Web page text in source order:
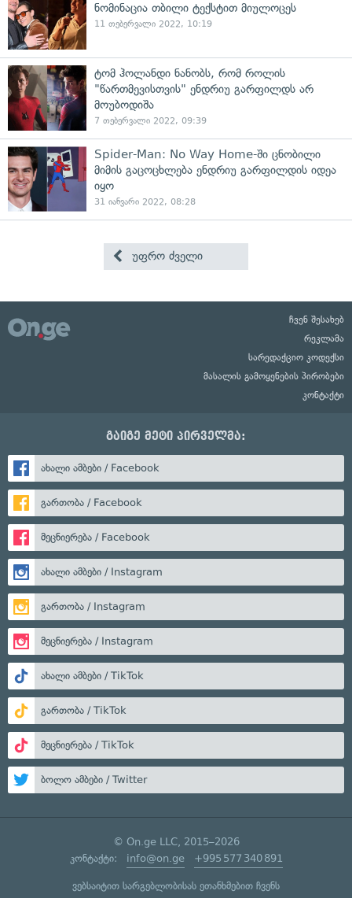
ნომინაცია თბილი ტექსტით მიულოცეს
11 თებერვალი 2022, 10:19
ტომ ჰოლანდი ნანობს, რომ როლის
"წართმევისთვის" ენდრიუ გარფილდს არ
მოუბოდიშა
7 თებერვალი 2022, 09:39
Spider-Man: No Way Home-ში ცნობილი
მიმის გაცოცხლება ენდრიუ გარფილდის იდეა
იყო
31 იანვარი 2022, 08:28
უფრო ძველი
ჩვენ შესახებ
რეკლამა
სარედაქციო კოდექსი
მასალის გამოყენების პირობები
კონტაქტი
გაიგე მეტი პირველმა:
ახალი ამბები / Facebook
გართობა / Facebook
მეცნიერება / Facebook
ახალი ამბები / Instagram
გართობა / Instagram
მეცნიერება / Instagram
ახალი ამბები / TikTok
გართობა / TikTok
მეცნიერება / TikTok
ბოლო ამბები / Twitter
© On.ge LLC, 2015–2026
კონტაქტი: info@on.ge +995 577 340 891
ვებსაიტით სარგებლობისას ეთანხმებით ჩვენს